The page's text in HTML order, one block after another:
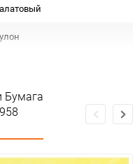
годности не ограничен
флористики
Бумага